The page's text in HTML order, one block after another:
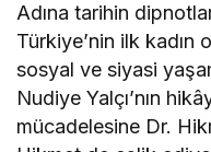
Adına tarihin
Türkiye’nin ilk kadın
sosyal ve siyasi
Nudiye Yalçı’nın
mücadelesine Dr.